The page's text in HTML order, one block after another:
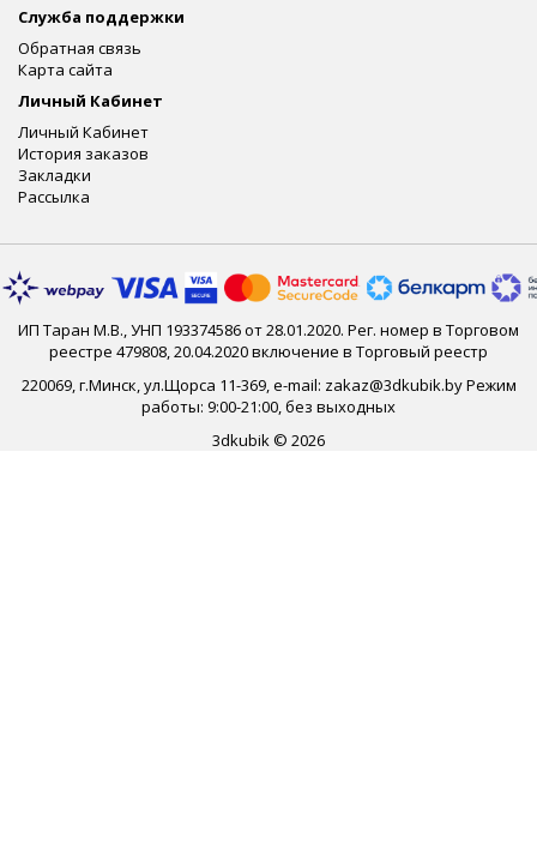
Служба поддержки
Обратная связь
Карта сайта
Личный Кабинет
Личный Кабинет
История заказов
Закладки
Рассылка
ИП Таран М.В., УНП 193374586 от 28.01.2020. Рег. номер в Торговом
реестре 479808, 20.04.2020 включение в Торговый реестр
220069, г.Минск, ул.Щорса 11-369, e-mail: zakaz@3dkubik.by Режим
работы: 9:00-21:00, без выходных
3dkubik © 2026